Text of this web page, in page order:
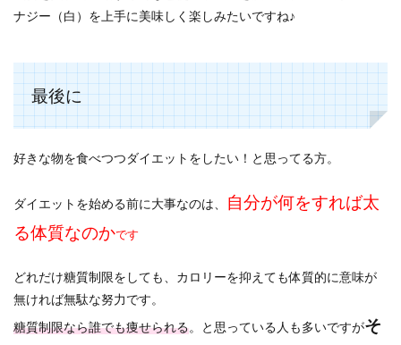
ナジー（白）を上手に美味しく楽しみたいですね♪
最後に
好きな物を食べつつダイエットをしたい！と思ってる方。
ダイエットを始める前に大事なのは、
自分が何をすれば太
る体質なのかです
どれだけ糖質制限をしても、カロリーを抑えても体質的に意味が
無ければ無駄な努力です。
糖質制限なら誰でも痩せられる。と思っている人も多いですがそ